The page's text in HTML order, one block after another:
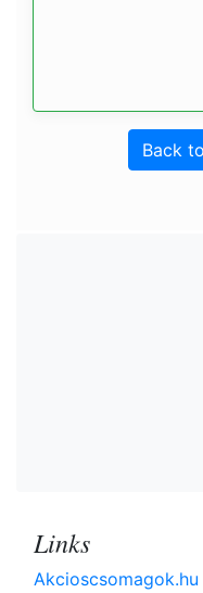
Back
Links
Akcioscsomagok.hu